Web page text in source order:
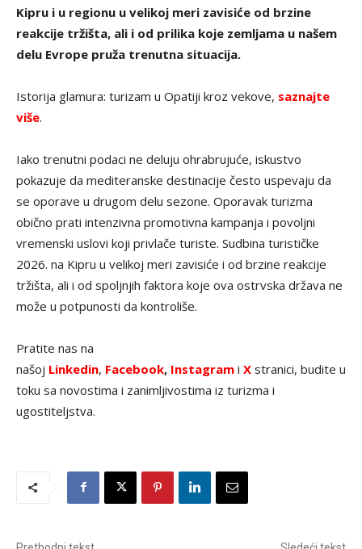
Kipru i u regionu u velikoj meri zavisiće od brzine
reakcije tržišta, ali i od prilika koje zemljama u našem
delu Evrope pruža trenutna situacija.
Istorija glamura: turizam u Opatiji kroz vekove, saznajte
više.
Iako trenutni podaci ne deluju ohrabrujuće, iskustvo
pokazuje da mediteranske destinacije često uspevaju da
se oporave u drugom delu sezone. Oporavak turizma
obično prati intenzivna promotivna kampanja i povoljni
vremenski uslovi koji privlače turiste. Sudbina turističke
2026. na Kipru u velikoj meri zavisiće i od brzine reakcije
tržišta, ali i od spoljnjih faktora koje ova ostrvska država ne
može u potpunosti da kontroliše.
Pratite nas na
našoj Linkedin, Facebook, Instagram i X stranici, budite u
toku sa novostima i zanimljivostima iz turizma i
ugostiteljstva.